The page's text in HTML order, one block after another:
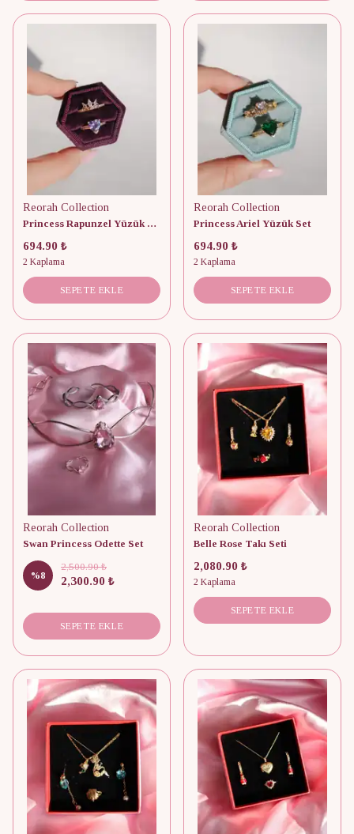
Reorah Collection
Princess Rapunzel Yüzük Set
694.90 ₺
2 Kaplama
SEPETE EKLE
Reorah Collection
Princess Ariel Yüzük Set
694.90 ₺
2 Kaplama
SEPETE EKLE
Reorah Collection
Swan Princess Odette Set
%8
2,500.90 ₺
2,300.90 ₺
SEPETE EKLE
Reorah Collection
Belle Rose Takı Seti
2,080.90 ₺
2 Kaplama
SEPETE EKLE